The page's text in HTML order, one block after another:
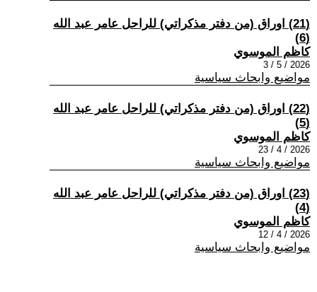
(21) اوراق (من دفتر مذكراتي) للراحل عامر عبد الله
(6)
كاظم الموسوي
2026 / 5 / 3
مواضيع وابحاث سياسية
(22) اوراق (من دفتر مذكراتي) للراحل عامر عبد الله
(5)
كاظم الموسوي
2026 / 4 / 23
مواضيع وابحاث سياسية
(23) اوراق (من دفتر مذكراتي) للراحل عامر عبد الله
(4)
كاظم الموسوي
2026 / 4 / 12
مواضيع وابحاث سياسية